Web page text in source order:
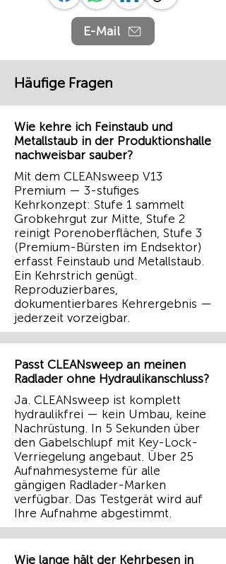
E-Mail
Häufige Fragen
Wie kehre ich Feinstaub und
Metallstaub in der Produktionshalle
nachweisbar sauber?
Mit dem CLEANsweep V13
Premium — 3-stufiges
Kehrkonzept: Stufe 1 sammelt
Grobkehrgut zur Mitte, Stufe 2
reinigt Porenoberflächen, Stufe 3
(Premium-Bürsten im Endsektor)
erfasst Feinstaub und Metallstaub.
Ein Kehrstrich genügt.
Reproduzierbares,
dokumentierbares Kehrergebnis —
jederzeit vorzeigbar.
Passt CLEANsweep an meinen
Radlader ohne Hydraulikanschluss?
Ja. CLEANsweep ist komplett
hydraulikfrei — kein Umbau, keine
Nachrüstung. In 5 Sekunden über
den Gabelschlupf mit Key-Lock-
Verriegelung angebaut. Über 25
Aufnahmesysteme für alle
gängigen Radlader-Marken
verfügbar. Das Testgerät wird auf
Ihre Aufnahme abgestimmt.
Wie lange hält der Kehrbesen in